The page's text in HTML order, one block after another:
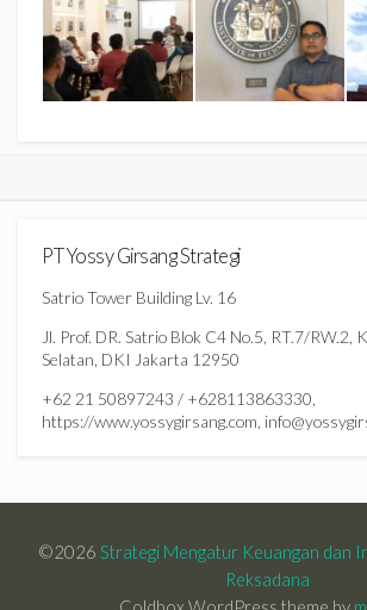
PT Yossy Girsang Strategi
Satrio Tower Building Lv. 16
Jl. Prof. DR. Satrio Blok C4 No.5, RT.7/RW.2,
Selatan, DKI Jakarta 12950
+62 21 50897243 / +628113863330,
https://www.yossygirsang.com,
©2026 Strategi Mengatur Keuangan dan
Reksadana